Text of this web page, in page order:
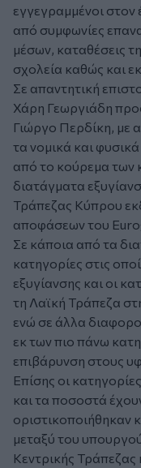
εγγεγραμμένοι
από συμφωνίες
μέσων, καταθέσεις
σχολεία καθώς και
Σε απαντητική
Χάρη Γεωργιάδη
Γιώργο Περδίκη, με
τα νομικά και
από το κούρεμα των
διατάγματα
Τράπεζας Κύπρου
αποφάσεων του
Σε κάποια από τα
κατηγορίες στις
εξυγίανσης και οι
τη Λαϊκή Τράπεζα
ενώ σε άλλα
εκ των πιο πάνω
επιβάρυνση στους
Επίσης οι
και τα ποσοστά
οριστικοποιήθηκαν
μεταξύ του
Κεντρικής Τράπεζας